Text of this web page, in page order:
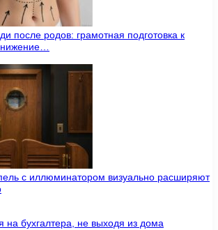
после родов: грамотная подготовка к
с иллюминатором визуально расширяют
на бухгалтера, не выходя из дома